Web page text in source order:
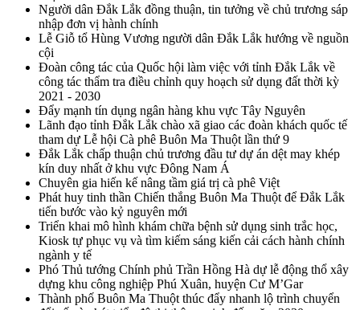
Người dân Đắk Lắk đồng thuận, tin tưởng về chủ trương sáp
nhập đơn vị hành chính
Lễ Giỗ tổ Hùng Vương người dân Đắk Lắk hướng về nguồn
cội
Đoàn công tác của Quốc hội làm việc với tỉnh Đắk Lắk về
công tác thẩm tra điều chỉnh quy hoạch sử dụng đất thời kỳ
2021 - 2030
Đẩy mạnh tín dụng ngân hàng khu vực Tây Nguyên
Lãnh đạo tỉnh Đắk Lắk chào xã giao các đoàn khách quốc tế
tham dự Lễ hội Cà phê Buôn Ma Thuột lần thứ 9
Đắk Lắk chấp thuận chủ trương đầu tư dự án dệt may khép
kín duy nhất ở khu vực Đông Nam Á
Chuyên gia hiến kế nâng tầm giá trị cà phê Việt
Phát huy tinh thần Chiến thắng Buôn Ma Thuột để Đắk Lắk
tiến bước vào kỷ nguyên mới
Triển khai mô hình khám chữa bệnh sử dụng sinh trắc học,
Kiosk tự phục vụ và tìm kiếm sáng kiến cải cách hành chính
ngành y tế
Phó Thủ tướng Chính phủ Trần Hồng Hà dự lễ động thổ xây
dựng khu công nghiệp Phú Xuân, huyện Cư M’Gar
Thành phố Buôn Ma Thuột thúc đẩy nhanh lộ trình chuyển